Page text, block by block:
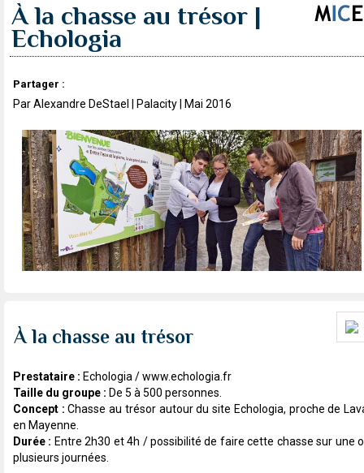
À la chasse au trésor |
Echologia
Partager :
Par Alexandre DeStael | Palacity | Mai 2016
À la chasse au trésor
Prestataire : Echologia / www.echologia.fr
Taille du groupe : De 5 à 500 personnes.
Concept : Chasse au trésor autour du site Echologia, proche de
en Mayenne.
Durée : Entre 2h30 et 4h / possibilité de faire cette chasse sur une
plusieurs journées.